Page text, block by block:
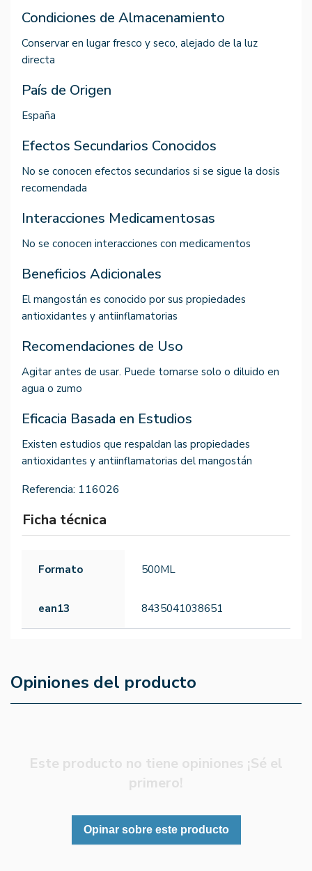
Condiciones de Almacenamiento
Conservar en lugar fresco y seco, alejado de la luz
directa
País de Origen
España
Efectos Secundarios Conocidos
No se conocen efectos secundarios si se sigue la dosis
recomendada
Interacciones Medicamentosas
No se conocen interacciones con medicamentos
Beneficios Adicionales
El mangostán es conocido por sus propiedades
antioxidantes y antiinflamatorias
Recomendaciones de Uso
Agitar antes de usar. Puede tomarse solo o diluido en
agua o zumo
Eficacia Basada en Estudios
Existen estudios que respaldan las propiedades
antioxidantes y antiinflamatorias del mangostán
Referencia: 116026
Ficha técnica
Formato 500ML
ean13 8435041038651
Opiniones del producto
Este producto no tiene opiniones ¡Sé el
primero!
Opinar sobre este producto